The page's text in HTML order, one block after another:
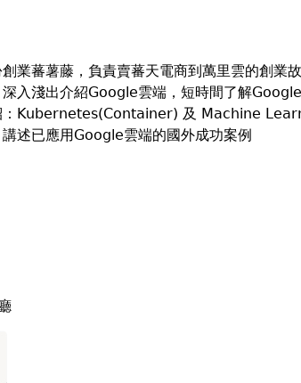
業蕃薯藤，負責賣蕃天電商到萬里雲的創業
入淺出介紹Google雲端，短時間了解
：Kubernetes(Container) 及 Machine
述已應用Google雲端的國外成功案例